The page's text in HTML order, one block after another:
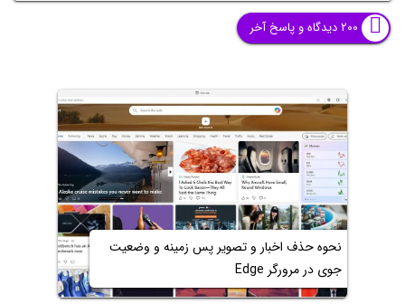
۲۰۰ دیدگاه و پاسخ آخر
نحوه حذف اخبار و تصویر پس زمینه و وضعیت
جوی در مرورگر Edge